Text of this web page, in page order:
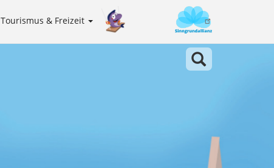
Tourismus & Freizeit
Meta
navigation
Sinngrundallianz